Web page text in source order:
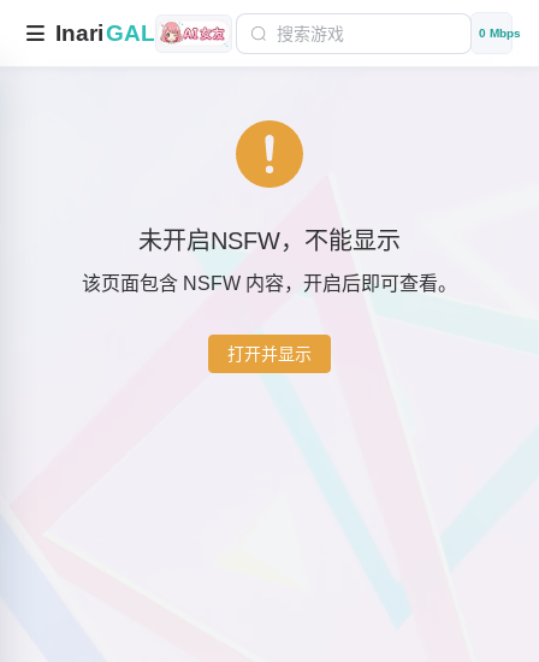
InariGAL 0 Mbps
未开启NSFW，不能显示
该页面包含 NSFW 内容，开启后即可查看。
打开并显示